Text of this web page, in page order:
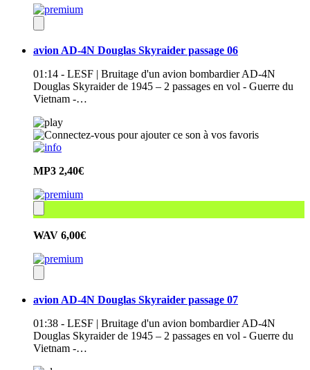
avion AD-4N Douglas Skyraider passage 06
01:14 - LESF | Bruitage d'un avion bombardier AD-4N
Douglas Skyraider de 1945 – 2 passages en vol - Guerre du
Vietnam -…
MP3 2,40€
WAV 6,00€
avion AD-4N Douglas Skyraider passage 07
01:38 - LESF | Bruitage d'un avion bombardier AD-4N
Douglas Skyraider de 1945 – 2 passages en vol - Guerre du
Vietnam -…